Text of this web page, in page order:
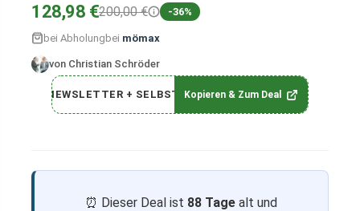
128,98 €200,00 € -36%
bei Abholung bei mömax
von Christian Schröder
NEWSLETTER + SELBST Kopieren & Zum Deal
⏰ Dieser Deal ist 88 Tage alt und